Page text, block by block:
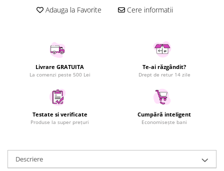
Uscatoare rufe
Accesorii tablete
Laptopuri si Accesorii
Telefoane Mobile & accesorii
Wearable & Gadgeturi
Electrocasnice & Climatizare
Accesorii si piese masini spalat
vase
Aparate Frigorifice
Adauga la Favorite Cere informatii
Livrare GRATUITA
La comenzi peste 500 Lei
Te-ai răzgândit?
Drept de retur 14 zile
Testate si verificate
Produse la super prețuri
Cumpără inteligent
Economisește bani
Descriere